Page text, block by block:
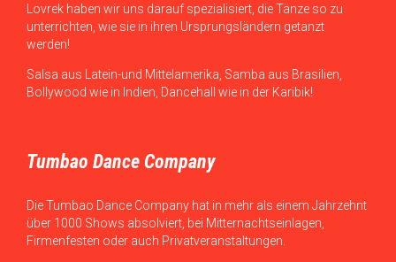
Lovrek haben wir uns darauf spezialisiert, die Tänze so zu
unterrichten, wie sie in ihren Ursprungsländern getanzt
werden!
Salsa aus Latein-und Mittelamerika, Samba aus Brasilien,
Bollywood wie in Indien, Dancehall wie in der Karibik!
Tumbao Dance Company
Die Tumbao Dance Company hat in mehr als einem Jahrzehnt
über 1000 Shows absolviert, bei Mitternachtseinlagen,
Firmenfesten oder auch Privatveranstaltungen.